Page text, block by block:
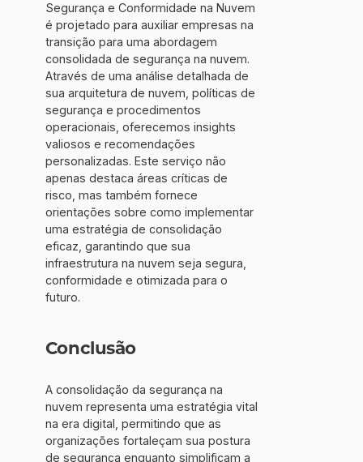
Segurança e Conformidade na Nuvem
é projetado para auxiliar empresas na
transição para uma abordagem
consolidada de segurança na nuvem.
Através de uma análise detalhada de
sua arquitetura de nuvem, políticas de
segurança e procedimentos
operacionais, oferecemos insights
valiosos e recomendações
personalizadas. Este serviço não
apenas destaca áreas críticas de
risco, mas também fornece
orientações sobre como implementar
uma estratégia de consolidação
eficaz, garantindo que sua
infraestrutura na nuvem seja segura,
conformidade e otimizada para o
futuro.
Conclusão
A consolidação da segurança na
nuvem representa uma estratégia vital
na era digital, permitindo que as
organizações fortaleçam sua postura
de segurança enquanto simplificam a